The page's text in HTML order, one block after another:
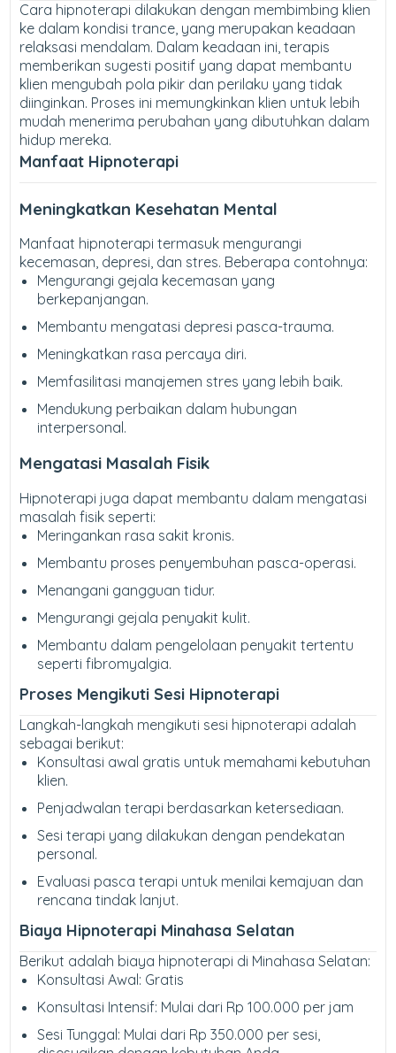
Cara hipnoterapi dilakukan dengan membimbing klien
ke dalam kondisi trance, yang merupakan keadaan
relaksasi mendalam. Dalam keadaan ini, terapis
memberikan sugesti positif yang dapat membantu
klien mengubah pola pikir dan perilaku yang tidak
diinginkan. Proses ini memungkinkan klien untuk lebih
mudah menerima perubahan yang dibutuhkan dalam
hidup mereka.
Manfaat Hipnoterapi
Meningkatkan Kesehatan Mental
Manfaat hipnoterapi termasuk mengurangi
kecemasan, depresi, dan stres. Beberapa contohnya:
Mengurangi gejala kecemasan yang
berkepanjangan.
Membantu mengatasi depresi pasca-trauma.
Meningkatkan rasa percaya diri.
Memfasilitasi manajemen stres yang lebih baik.
Mendukung perbaikan dalam hubungan
interpersonal.
Mengatasi Masalah Fisik
Hipnoterapi juga dapat membantu dalam mengatasi
masalah fisik seperti:
Meringankan rasa sakit kronis.
Membantu proses penyembuhan pasca-operasi.
Menangani gangguan tidur.
Mengurangi gejala penyakit kulit.
Membantu dalam pengelolaan penyakit tertentu
seperti fibromyalgia.
Proses Mengikuti Sesi Hipnoterapi
Langkah-langkah mengikuti sesi hipnoterapi adalah
sebagai berikut:
Konsultasi awal gratis untuk memahami kebutuhan
klien.
Penjadwalan terapi berdasarkan ketersediaan.
Sesi terapi yang dilakukan dengan pendekatan
personal.
Evaluasi pasca terapi untuk menilai kemajuan dan
rencana tindak lanjut.
Biaya Hipnoterapi Minahasa Selatan
Berikut adalah biaya hipnoterapi di Minahasa Selatan:
Konsultasi Awal: Gratis
Konsultasi Intensif: Mulai dari Rp 100.000 per jam
Sesi Tunggal: Mulai dari Rp 350.000 per sesi,